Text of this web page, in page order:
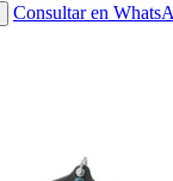
Consultar en